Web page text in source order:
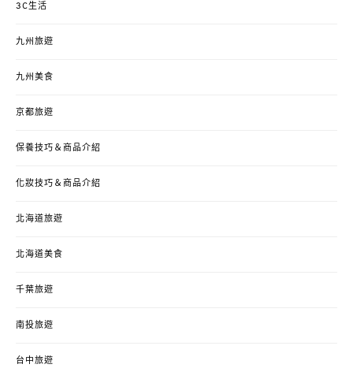
3C生活
九州旅遊
九州美食
京都旅遊
保養技巧＆商品介紹
化妝技巧＆商品介紹
北海道旅遊
北海道美食
千葉旅遊
南投旅遊
台中旅遊